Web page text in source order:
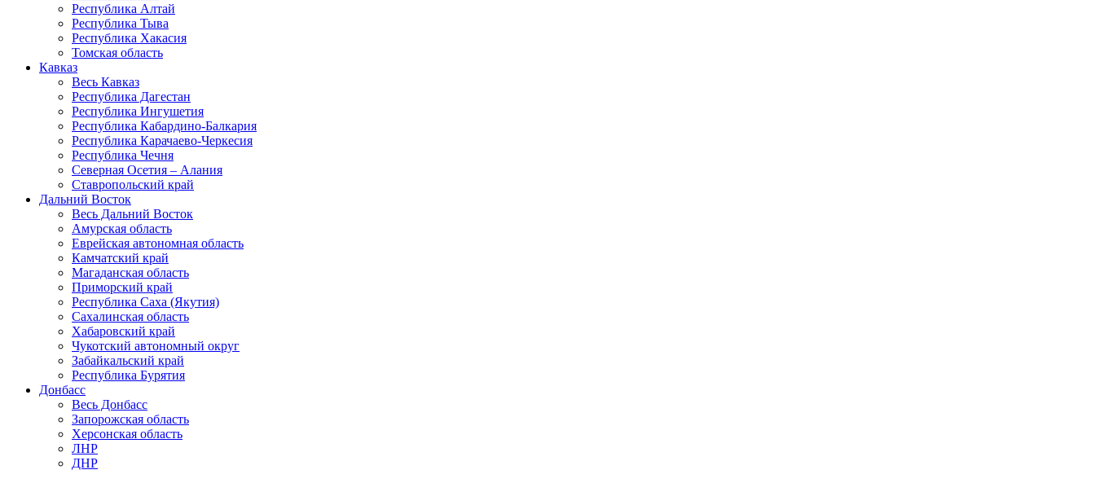
Республика Алтай
Республика Тыва
Республика Хакасия
Томская область
Кавказ
Весь Кавказ
Республика Дагестан
Республика Ингушетия
Республика Кабардино-Балкария
Республика Карачаево-Черкесия
Республика Чечня
Северная Осетия – Алания
Ставропольский край
Дальний Восток
Весь Дальний Восток
Амурская область
Еврейская автономная область
Камчатский край
Магаданская область
Приморский край
Республика Саха (Якутия)
Сахалинская область
Хабаровский край
Чукотский автономный округ
Забайкальский край
Республика Бурятия
Донбасс
Весь Донбасс
Запорожская область
Херсонская область
ЛНР
ДНР